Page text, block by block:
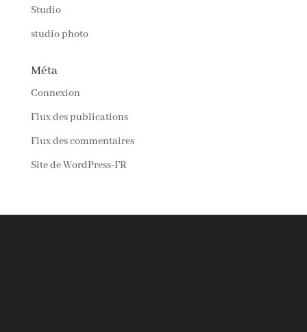
Studio
studio photo
Méta
Connexion
Flux des publications
Flux des commentaires
Site de WordPress-FR